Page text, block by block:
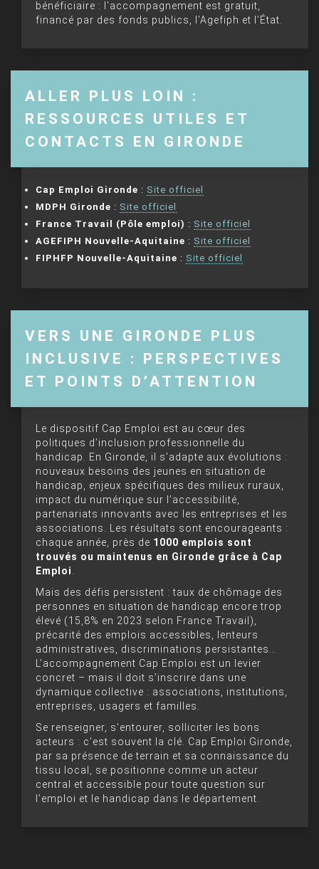
bénéficiaire : l’accompagnement est gratuit,
financé par des fonds publics, l’Agefiph et l’État.
ALLER PLUS LOIN :
RESSOURCES UTILES ET
CONTACTS EN GIRONDE
Cap Emploi Gironde : Site officiel
MDPH Gironde : Site officiel
France Travail (Pôle emploi) : Site officiel
AGEFIPH Nouvelle-Aquitaine : Site officiel
FIPHFP Nouvelle-Aquitaine : Site officiel
VERS UNE GIRONDE PLUS
INCLUSIVE : PERSPECTIVES
ET POINTS D’ATTENTION
Le dispositif Cap Emploi est au cœur des
politiques d’inclusion professionnelle du
handicap. En Gironde, il s’adapte aux évolutions :
nouveaux besoins des jeunes en situation de
handicap, enjeux spécifiques des milieux ruraux,
impact du numérique sur l’accessibilité,
partenariats innovants avec les entreprises et les
associations. Les résultats sont encourageants :
chaque année, près de 1000 emplois sont
trouvés ou maintenus en Gironde grâce à Cap
Emploi
Mais des défis persistent : taux de chômage des
personnes en situation de handicap encore trop
élevé (15,8% en 2023 selon France Travail),
précarité des emplois accessibles, lenteurs
administratives, discriminations persistantes…
L’accompagnement Cap Emploi est un levier
concret – mais il doit s’inscrire dans une
dynamique collective : associations, institutions,
entreprises, usagers et familles.
Se renseigner, s’entourer, solliciter les bons
acteurs : c’est souvent la clé. Cap Emploi Gironde,
par sa présence de terrain et sa connaissance du
tissu local, se positionne comme un acteur
central et accessible pour toute question sur
l’emploi et le handicap dans le département.